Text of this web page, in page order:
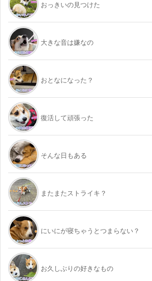
おっきいの見つけた
大きな音は嫌なの
おとなになった？
復活して頑張った
そんな日もある
またまたストライキ？
にいにが寝ちゃうとつまらない？
お久しぶりの好きなもの